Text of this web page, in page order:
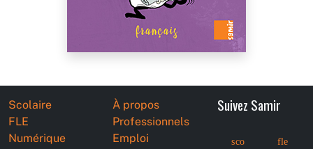
Scolaire
FLE
Numérique
À propos
Professionnels
Emploi
Suivez Samir
sco fle